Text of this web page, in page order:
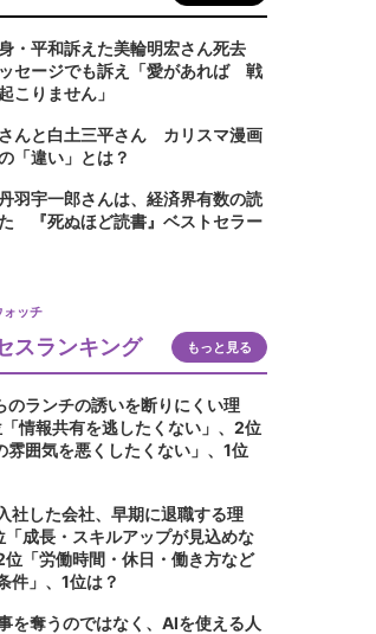
・平和訴えた美輪明宏さん死去
セージでも訴え「愛があれば 戦
こりません」
んと白土三平さん カリスマ漫画
「違い」とは？
羽宇一郎さんは、経済界有数の読
『死ぬほど読書』ベストセラー
ッチ
スランキング もっと見る
のランチの誘いを断りにくい理
情報共有を逃したくない」、2位
雰囲気を悪くしたくない」、1位
社した会社、早期に退職する理
成長・スキルアップが見込めな
位「労働時間・休日・働き方など
件」、1位は？
を奪うのではなく、AIを使える人